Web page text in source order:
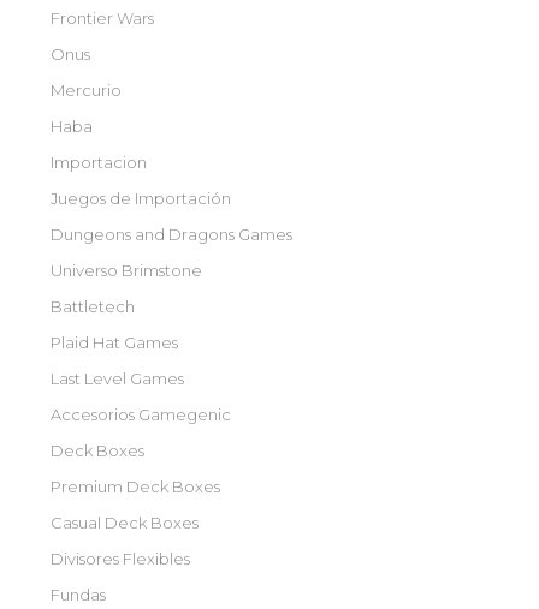
Frontier Wars
Onus
Mercurio
Haba
Importacion
Juegos de Importación
Dungeons and Dragons Games
Universo Brimstone
Battletech
Plaid Hat Games
Last Level Games
Accesorios Gamegenic
Deck Boxes
Premium Deck Boxes
Casual Deck Boxes
Divisores Flexibles
Fundas